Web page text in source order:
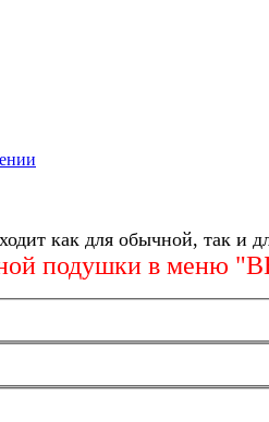
как для обычной, так и
подушки в